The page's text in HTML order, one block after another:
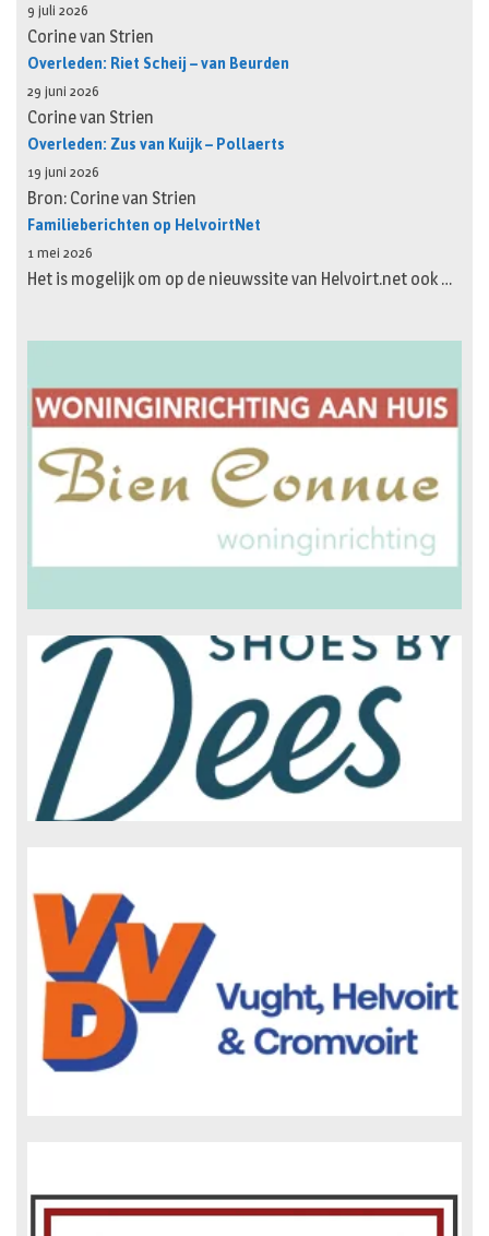
9 juli 2026
Corine van Strien
Overleden: Riet Scheij – van Beurden
29 juni 2026
Corine van Strien
Overleden: Zus van Kuijk – Pollaerts
19 juni 2026
Bron: Corine van Strien
Familieberichten op HelvoirtNet
1 mei 2026
Het is mogelijk om op de nieuwssite van Helvoirt.net ook …